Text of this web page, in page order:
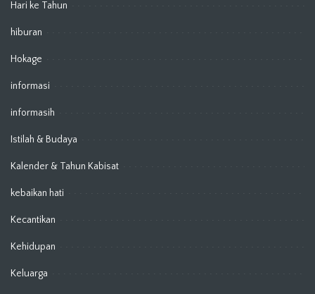
Hari ke Tahun
hiburan
Hokage
informasi
informasih
Istilah & Budaya
Kalender & Tahun Kabisat
kebaikan hati
Kecantikan
Kehidupan
Keluarga